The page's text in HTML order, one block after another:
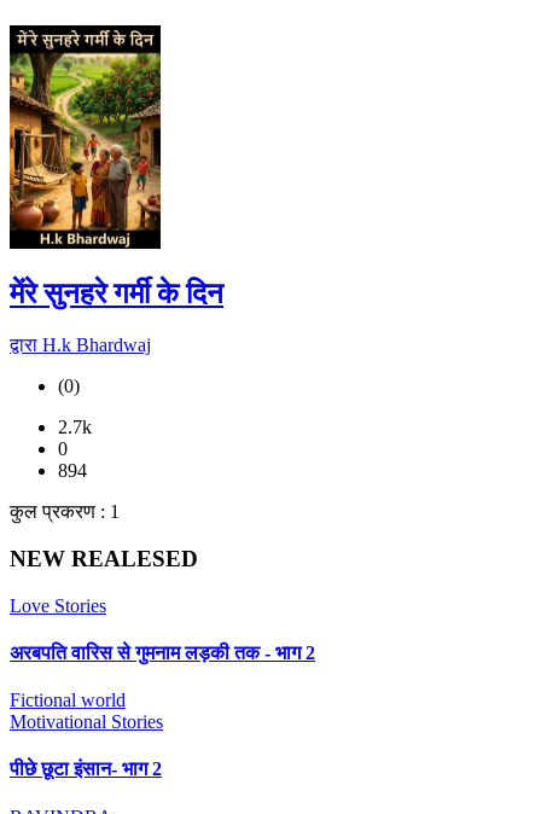
मेंरे सुनहरे गर्मी के दिन
द्वारा H.k Bhardwaj
(0)
2.7k
0
894
कुल प्रकरण : 1
NEW REALESED
Love Stories
अरबपति वारिस से गुमनाम लड़की तक - भाग 2
Fictional world
Motivational Stories
पीछे छूटा इंसान- भाग 2